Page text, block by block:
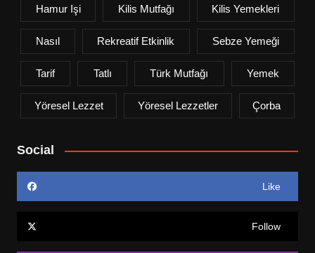
Hamur Işi Kilis Mutfağı Kilis Yemekleri
Nasıl Rekreatif Etkinlik Sebze Yemeği
Tarif Tatlı Türk Mutfağı Yemek
Yöresel Lezzet Yöresel Lezzetler Çorba
Social
Like
Follow